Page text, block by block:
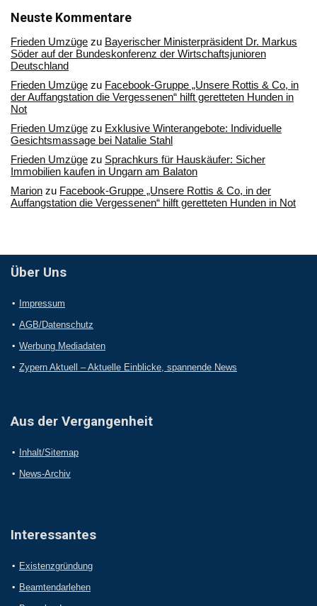
Archiv
Neuste Kommentare
Frieden Umzüge zu Bayerischer Ministerpräsident Dr. Markus
Söder auf der Bundeskonferenz der Wirtschaftsjunioren
Deutschland
Frieden Umzüge zu Facebook-Gruppe „Unsere Rottis & Co, in
der Auffangstation die Vergessenen“ hilft geretteten Hunden in
Not
Frieden Umzüge zu Exklusive Winterangebote: Individuelle
Gesichtsmassage bei Natalie Stahl
Frieden Umzüge zu Sprachkurs für Hauskäufer: Sicher
Immobilien kaufen in Ungarn am Balaton
Marion zu Facebook-Gruppe „Unsere Rottis & Co, in der
Auffangstation die Vergessenen“ hilft geretteten Hunden in Not
Über Uns
Impressum
AGB/Datenschutz
Werbung Mediadaten
Zypern Aktuell – Aktuelle Einblicke, spannende News
Aus der Vergangenheit
Inhalt/Sitemap
News-Archiv
Interessantes
Existenzgründung
Beamtendarlehen